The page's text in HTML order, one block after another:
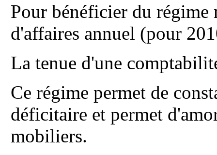
Pour bénéficier du
d'affaires annuel (pour
La tenue d'une
Ce régime permet de
déficitaire et permet
mobiliers.